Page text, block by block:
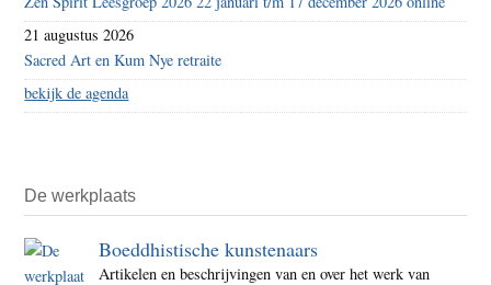
21 augustus 2026
Sacred Art en Kum Nye retraite
bekijk de agenda
De werkplaats
Boeddhistische kunstenaars
Artikelen en beschrijvingen van en over het werk van